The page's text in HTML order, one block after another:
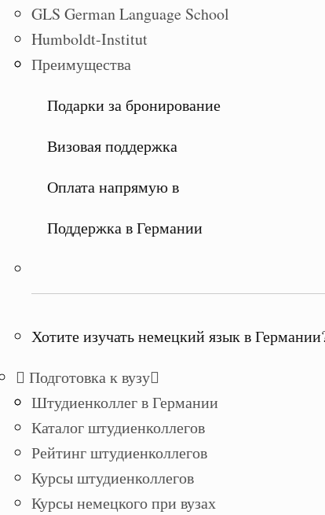
GLS German Language School
Humboldt-Institut
Преимущества
Подарки за бронирование
Визовая поддержка
Оплата напрямую в
Поддержка в Германии
Хотите изучать немецкий язык в
Подготовка к вузу
Штудиенколлег в Германии
Каталог штудиенколлегов
Рейтинг штудиенколлегов
Курсы штудиенколлегов
Курсы немецкого при вузах